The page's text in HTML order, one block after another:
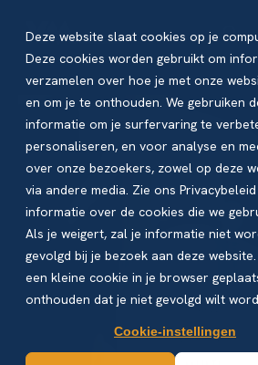
Deze website slaat cookies op je
Deze cookies worden gebruikt om
verzamelen over hoe je met onze
en om je te onthouden. We gebruiken
informatie om je surfervaring te
personaliseren, en voor analyse en
over onze bezoekers, zowel op deze
via andere media. Zie ons
informatie over de cookies die we
Als je weigert, zal je informatie niet
gevolgd bij je bezoek aan deze
een kleine cookie in je browser
onthouden dat je niet gevolgd wilt
Cookie-instellingen